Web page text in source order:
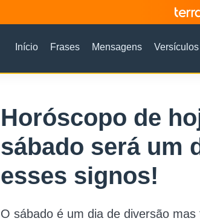
Início Frases Mensagens Versículos
Horóscopo de
sábado será um
esses signos!
O sábado é um dia de diversão